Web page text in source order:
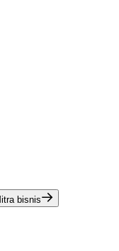
bisnis​​